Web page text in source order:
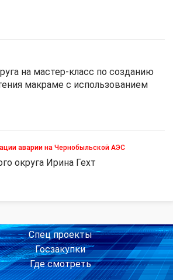
на мастер-класс по созданию
макраме с использованием
аварии на Чернобыльской АЭС
округа Ирина Гехт
Спец проекты
Госзакупки
Где смотреть